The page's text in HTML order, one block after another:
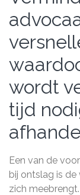
wordt
tijd
Een van de
bij ontslag is
zich